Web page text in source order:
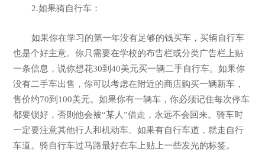
2.如果骑自行车：
如果你在学习的第一年没有足够的钱买车，买辆自行车
也是个好主意。你只需要在学校的布告栏或分类广告栏上贴
一条信息，说你想花30到40美元买一辆二手自行车。如果你
没有二手车出售，你可以考虑在附近的商店购买一辆新车，
售价约70到100美元。如果你有一辆车，你必须记住每次停车
都要锁好，否则他会被“某人”借走，永远不会回来。骑车时
一定要注意其他行人和机动车。如果有自行车道，就走自行
车道。骑自行车过马路最好在车上贴上一些发光的标签。